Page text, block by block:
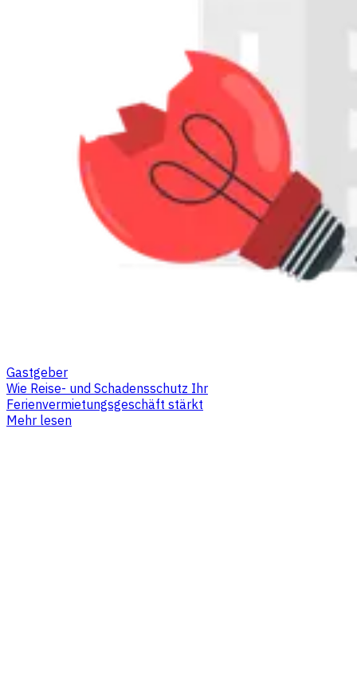
Gastgeber
Wie Reise- und Schadensschutz Ihr
Ferienvermietungsgeschäft stärkt
Mehr lesen